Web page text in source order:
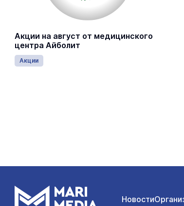
Акции на август от медицинского
центра Айболит
Акции
Новости